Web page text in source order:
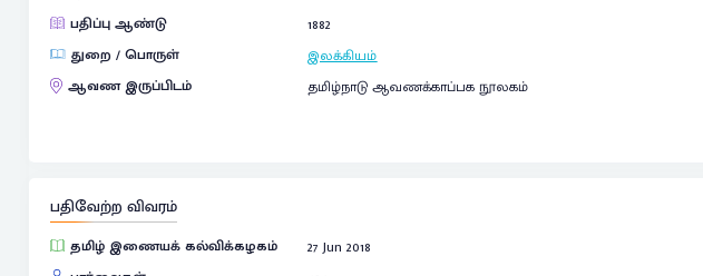
பதிப்பு ஆண்டு
1882
துறை / பொருள்
இலக்கியம்
ஆவண இருப்பிடம்
தமிழ்நாடு ஆவணக்காப்பக நூலகம்
பதிவேற்ற விவரம்
தமிழ் இணையக் கல்விக்கழகம்
27 Jun 2018